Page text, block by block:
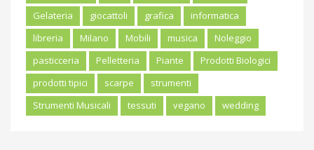
Gelateria
giocattoli grafica
informatica
libreria
Milano Mobili musica
Noleggio
pasticceria
Pelletteria Piante
Prodotti Biologici
prodotti tipici
scarpe
strumenti
Strumenti Musicali
tessuti vegano wedding